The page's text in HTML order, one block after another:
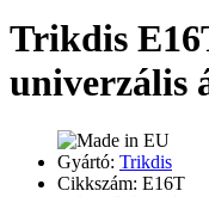
Trikdis
univerzális
Gyártó: Trikdis
Cikkszám: E16T